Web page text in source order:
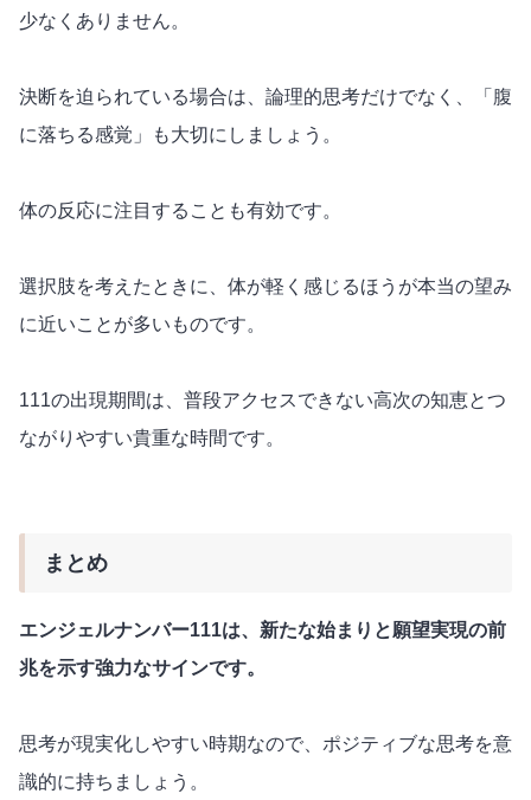
少なくありません。
決断を迫られている場合は、論理的思考だけでなく、「腹
に落ちる感覚」も大切にしましょう。
体の反応に注目することも有効です。
選択肢を考えたときに、体が軽く感じるほうが本当の望み
に近いことが多いものです。
111の出現期間は、普段アクセスできない高次の知恵とつ
ながりやすい貴重な時間です。
まとめ
エンジェルナンバー111は、新たな始まりと願望実現の前
兆を示す強力なサインです。
思考が現実化しやすい時期なので、ポジティブな思考を意
識的に持ちましょう。